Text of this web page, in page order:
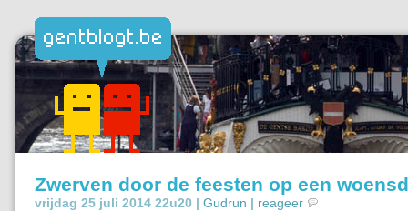
Zwerven door de feesten op een
vrijdag 25 juli 2014 22u20 | Gudrun | reageer